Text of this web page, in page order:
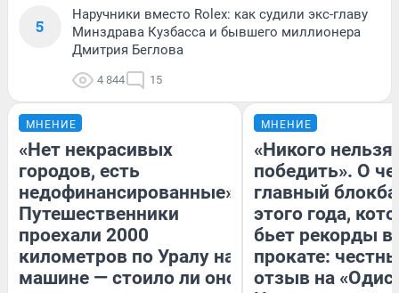
5
Наручники вместо Rolex: как судили экс-главу
Минздрава Кузбасса и бывшего миллионера
Дмитрия Беглова
4 844 15
МНЕНИЕ
«Нет некрасивых
городов, есть
недофинансированные».
Путешественники
проехали 2000
километров по Уралу на
машине — стоило ли оно
МНЕНИЕ
«Никого нельзя
победить». О
главный
этого года,
бьет рекорды в
прокате:
отзыв на